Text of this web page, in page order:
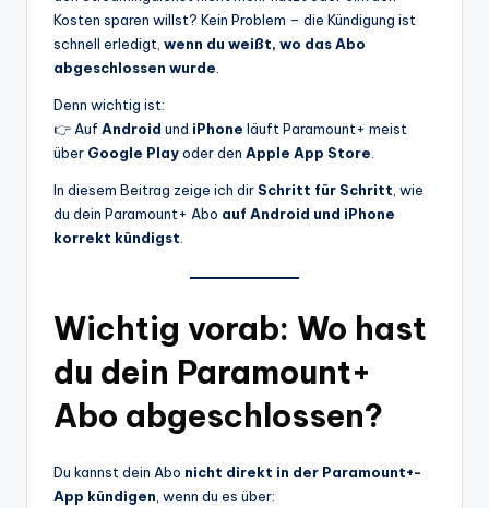
Kosten sparen willst? Kein Problem – die Kündigung ist
schnell erledigt, wenn du weißt, wo das Abo
abgeschlossen wurde
Denn wichtig ist:
👉 Auf Android und iPhone läuft Paramount+ meist
über Google Playoder den Apple App Store
In diesem Beitrag zeige ich dir Schritt für Schritt , wie
du dein Paramount+ Abo auf Android und iPhone
korrekt kündigst
Wichtig vorab: Wo hast
du dein Paramount+
Abo abgeschlossen?
Du kannst dein Abo nicht direkt in der Paramount+-
App kündigen , wenn du es über: